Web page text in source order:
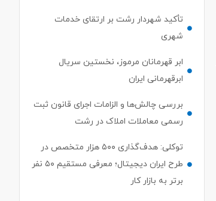
تأکید شهردار رشت بر ارتقای خدمات
شهری
ابر قهرمانان مرموز، نخستین سریال
ابرقهرمانی ایران
بررسی چالش‌ها و الزامات اجرای قانون ثبت
رسمی معاملات املاک در رشت
توکلی: هدف‌گذاری ۵۰۰ هزار متخصص در
طرح ایران دیجیتال؛ معرفی مستقیم ۵۰ نفر
برتر به بازار کار